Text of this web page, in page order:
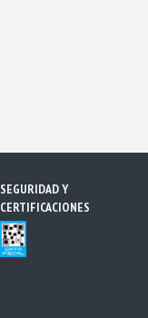
SEGURIDAD Y
CERTIFICACIONES